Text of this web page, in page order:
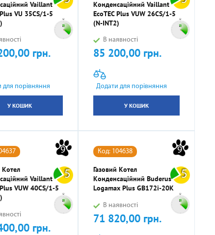
Vaillant
VU 35CS/1-5
грн.
для порівняння
У КОШИК
Конденсаційний Vaillant
EcoTEC Plus VUW 26CS/1-5
(N-INT2)
В наявності
Ціна
85 200,00 грн.
Додати для порівняння
У КОШИК
9
5
Котел
Vaillant
VUW 40CS/1-5
грн.
9
5
Код: 104638
Газовий Котел
Конденсаційний Buderus
Logamax Plus GB172i-20K
В наявності
Ціна
71 820,00 грн.